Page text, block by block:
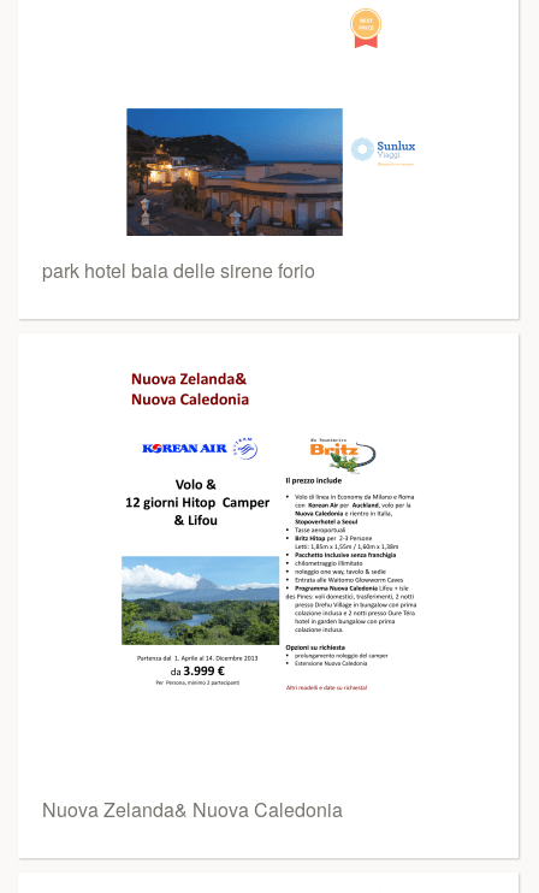
park hotel baia delle sirene forio
Nuova Zelanda& Nuova Caledonia